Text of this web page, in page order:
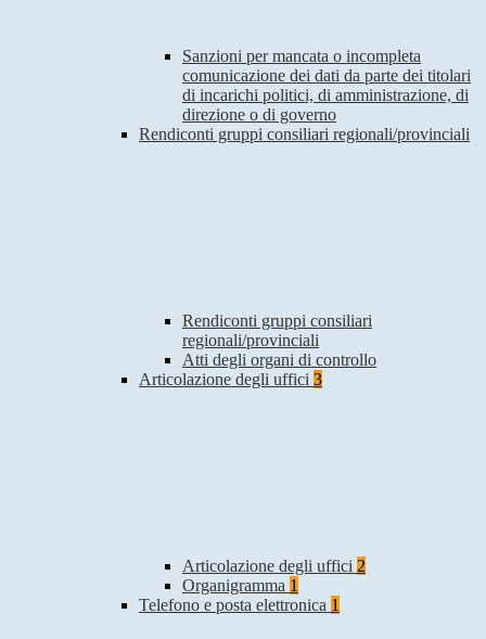
Sanzioni per mancata o incompleta
comunicazione dei dati da parte dei titolari
di incarichi politici, di amministrazione, di
direzione o di governo
Rendiconti gruppi consiliari regionali/provinciali
Rendiconti gruppi consiliari
regionali/provinciali
Atti degli organi di controllo
Articolazione degli uffici 3
Articolazione degli uffici 2
Organigramma 1
Telefono e posta elettronica 1